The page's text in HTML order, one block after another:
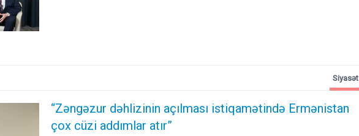
“Zəngəzur dəhlizinin açılması istiqamətində Ermənistan
çox cüzi addımlar atır”
Siyasət